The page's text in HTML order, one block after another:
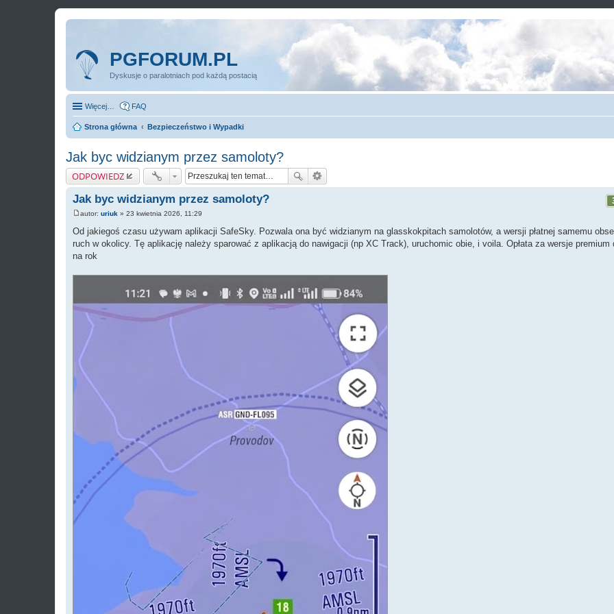
PGFORUM.PL
Dyskusje o paralotniach pod każdą postacią
Więcej… FAQ
Strona główna Bezpieczeństwo i Wypadki
Jak byc widzianym przez samoloty?
ODPOWIEDZ
Jak byc widzianym przez samoloty?
o
s
t
autor: uriuk » 23 kwietnia 2026, 11:29
Od jakiegoś czasu używam aplikacji SafeSky. Pozwala ona być widzianym na glasskokpitach samolotów, a wersji płatnej samemu
ruch w okolicy. Tę aplikację należy sparować z aplikacją do nawigacji (np XC Track), uruchomic obie, i voila. Opłata za wersje premium
na rok